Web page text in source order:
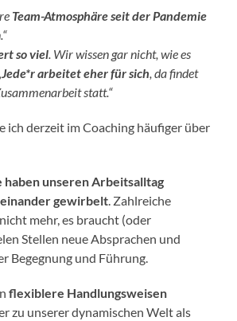
Team-Atmosphäre seit der Pandemie
so viel. Wir wissen gar nicht, wie es
Jede*r arbeitet eher für sich, da findet
statt.“
ich derzeit im Coaching häufiger über
haben unseren Arbeitsalltag
gewirbelt. Zahlreiche
mehr, es braucht (oder
Stellen neue Absprachen und
Begegnung und Führung.
flexiblere Handlungsweisen
zu unserer dynamischen Welt als